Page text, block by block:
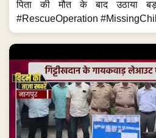
पिता की मौत के बाद उठाया
#RescueOperation